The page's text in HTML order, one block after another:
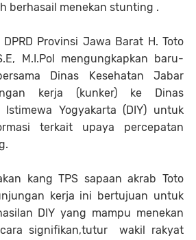
berhasail menekan stunting .
Provinsi Jawa Barat H. Toto
M.I.Pol mengungkapkan baru-
Dinas Kesehatan Jabar
kerja (kunker) ke Dinas
Istimewa Yogyakarta (DIY) untuk
terkait upaya percepatan
kang TPS sapaan akrab Toto
kerja ini bertujuan untuk
DIY yang mampu menekan
signifikan,tutur wakil rakyat